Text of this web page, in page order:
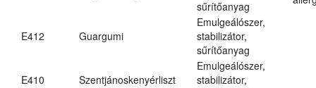
sűrítőanyag
E412 Guargumi
Emulgeálószer,
stabilizátor,
sűrítőanyag
E410 Szentjánoskenyérliszt
Emulgeálószer,
stabilizátor,